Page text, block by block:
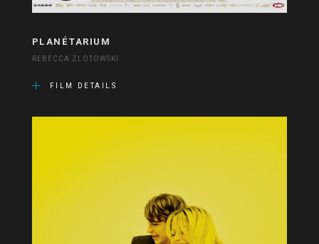
PLANÉTARIUM
REBECCA ZLOTOWSKI
FILM DETAILS